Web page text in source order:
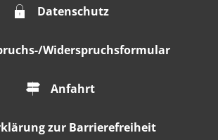
Datenschutz
Widerspruchsformular
Anfahrt
zur Barrierefreiheit